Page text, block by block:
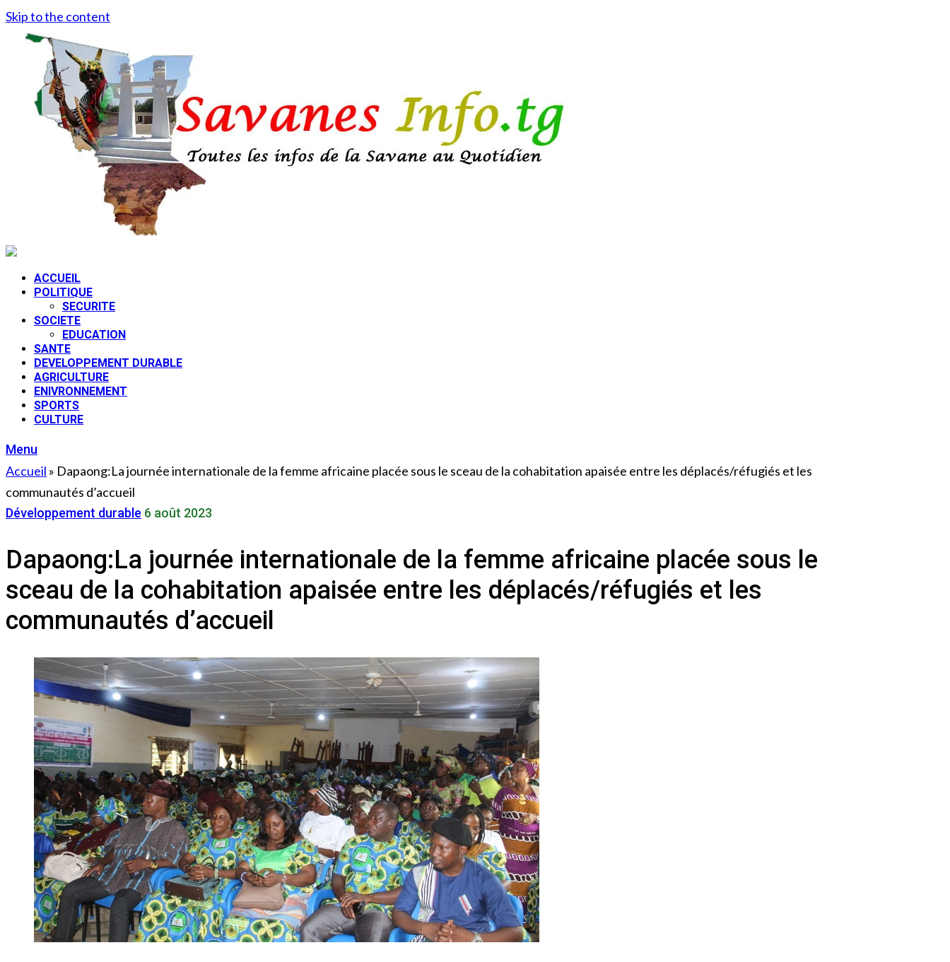
Skip to the content
ACCUEIL
POLITIQUE
SECURITE
SOCIETE
EDUCATION
SANTE
DEVELOPPEMENT DURABLE
AGRICULTURE
ENIVRONNEMENT
SPORTS
CULTURE
Menu
Accueil » Dapaong:La journée internationale de la femme africaine placée sous le sceau de la cohabitation apaisée entre les déplacés/réfugiés et les
communautés d’accueil
Développement durable 6 août 2023
Dapaong:La journée internationale de la femme africaine placée sous le
sceau de la cohabitation apaisée entre les déplacés/réfugiés et les
communautés d’accueil